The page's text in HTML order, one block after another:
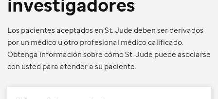
investigadores
Los pacientes aceptados en St. Jude deben ser derivados
por un médico u otro profesional médico calificado.
Obtenga información sobre cómo St. Jude puede asociarse
con usted para atender a su paciente.